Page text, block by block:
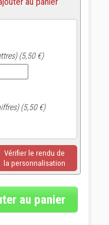
(5,50 €)
(5,50 €)
Vérifier le rendu de
la personnalisation
au panier